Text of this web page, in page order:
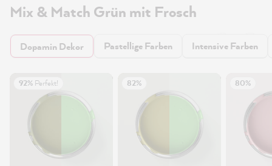
Mix & Match Grün mit Frosch
Dopamin Dekor Pastellige Farben Intensive Farben
92% Perfekt! 82% 80%